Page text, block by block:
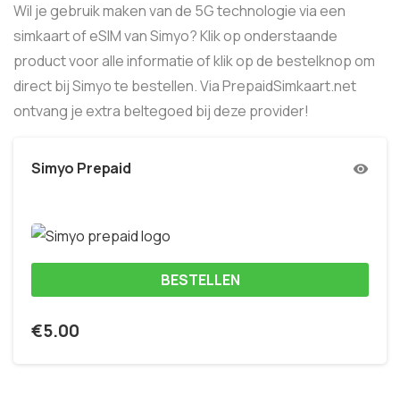
Wil je gebruik maken van de 5G technologie via een
simkaart of eSIM van Simyo? Klik op onderstaande
product voor alle informatie of klik op de bestelknop om
direct bij Simyo te bestellen. Via PrepaidSimkaart.net
ontvang je extra beltegoed bij deze provider!
Simyo Prepaid
BESTELLEN
€5.00